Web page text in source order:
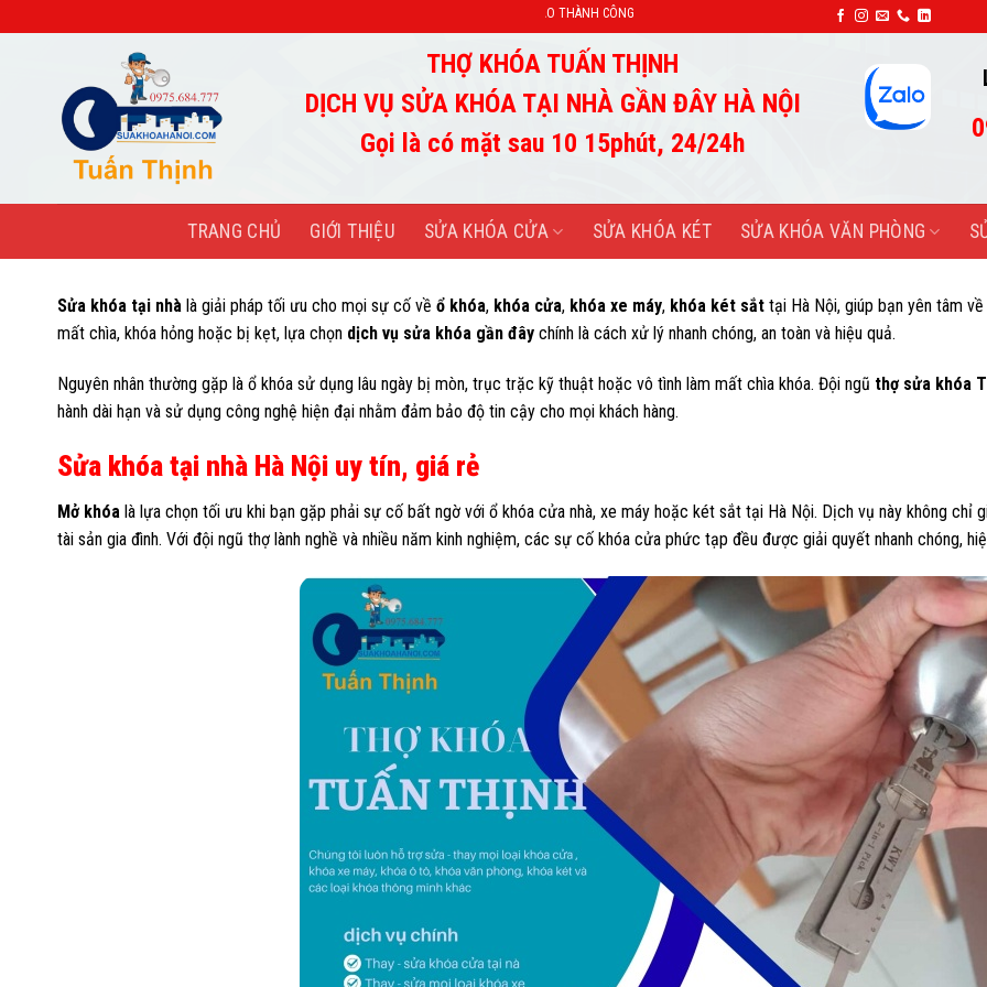
đến
SỬA KHÓA TUẤN THỊNH-UY TÍN TẠO
THỢ KHÓA TUẤN THỊNH
DỊCH VỤ SỬA KHÓA TẠI NHÀ GẦN ĐÂY HÀ NỘI
Gọi là có mặt sau 10 15phút, 24/24h
TRANG CHỦ GIỚI THIỆU SỬA KHÓA CỬA SỬA KHÓA KÉT SỬA KHÓA VĂN PHÒNG
Sửa khóa tại nhà là giải pháp tối ưu cho mọi sự cố về ổ khóa, khóa cửa, khóa xe máy, khóa két sắt tại Hà Nội, giúp bạn yên tâm về
mất chìa, khóa hỏng hoặc bị kẹt, lựa chọn dịch vụ sửa khóa gần đây chính là cách xử lý nhanh chóng, an toàn và hiệu quả.
Nguyên nhân thường gặp là ổ khóa sử dụng lâu ngày bị mòn, trục trặc kỹ thuật hoặc vô tình làm mất chìa khóa. Đội ngũ thợ sửa khóa
hành dài hạn và sử dụng công nghệ hiện đại nhằm đảm bảo độ tin cậy cho mọi khách hàng.
Sửa khóa tại nhà Hà Nội uy tín, giá rẻ
Mở khóa là lựa chọn tối ưu khi bạn gặp phải sự cố bất ngờ với ổ khóa cửa nhà, xe máy hoặc két sắt tại Hà Nội. Dịch vụ này không
tài sản gia đình. Với đội ngũ thợ lành nghề và nhiều năm kinh nghiệm, các sự cố khóa cửa phức tạp đều được giải quyết nhanh chóng,